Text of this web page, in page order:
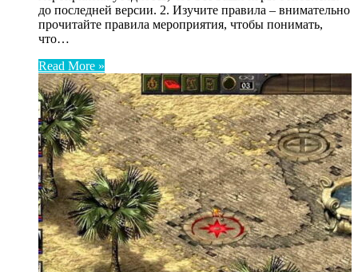
до последней версии. 2. Изучите правила – внимательно
прочитайте правила мероприятия, чтобы понимать,
что…
Read More »